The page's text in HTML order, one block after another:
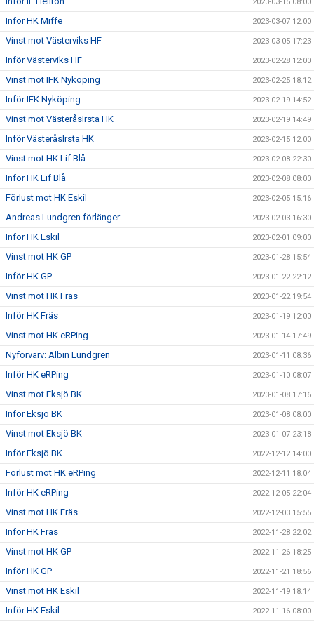
Inför HK Miffe 2023-03-07 12:00
Vinst mot Västerviks HF 2023-03-05 17:23
Inför Västerviks HF 2023-02-28 12:00
Vinst mot IFK Nyköping 2023-02-25 18:12
Inför IFK Nyköping 2023-02-19 14:52
Vinst mot VästeråsIrsta HK 2023-02-19 14:49
Inför VästeråsIrsta HK 2023-02-15 12:00
Vinst mot HK Lif Blå 2023-02-08 22:30
Inför HK Lif Blå 2023-02-08 08:00
Förlust mot HK Eskil 2023-02-05 15:16
Andreas Lundgren förlänger 2023-02-03 16:30
Inför HK Eskil 2023-02-01 09:00
Vinst mot HK GP 2023-01-28 15:54
Inför HK GP 2023-01-22 22:12
Vinst mot HK Fräs 2023-01-22 19:54
Inför HK Fräs 2023-01-19 12:00
Vinst mot HK eRPing 2023-01-14 17:49
Nyförvärv: Albin Lundgren 2023-01-11 08:36
Inför HK eRPing 2023-01-10 08:07
Vinst mot Eksjö BK 2023-01-08 17:16
Inför Eksjö BK 2023-01-08 08:00
Vinst mot Eksjö BK 2023-01-07 23:18
Inför Eksjö BK 2022-12-12 14:00
Förlust mot HK eRPing 2022-12-11 18:04
Inför HK eRPing 2022-12-05 22:04
Vinst mot HK Fräs 2022-12-03 15:55
Inför HK Fräs 2022-11-28 22:02
Vinst mot HK GP 2022-11-26 18:25
Inför HK GP 2022-11-21 18:56
Vinst mot HK Eskil 2022-11-19 18:14
Inför HK Eskil 2022-11-16 08:00